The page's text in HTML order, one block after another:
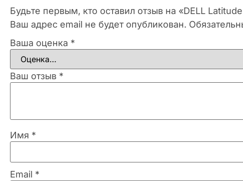
Будьте первым, кто оставил отзыв на «DELL
Ваш адрес email не будет опубликован.
Ваша оценка *
Ваш отзыв *
Имя *
Email *